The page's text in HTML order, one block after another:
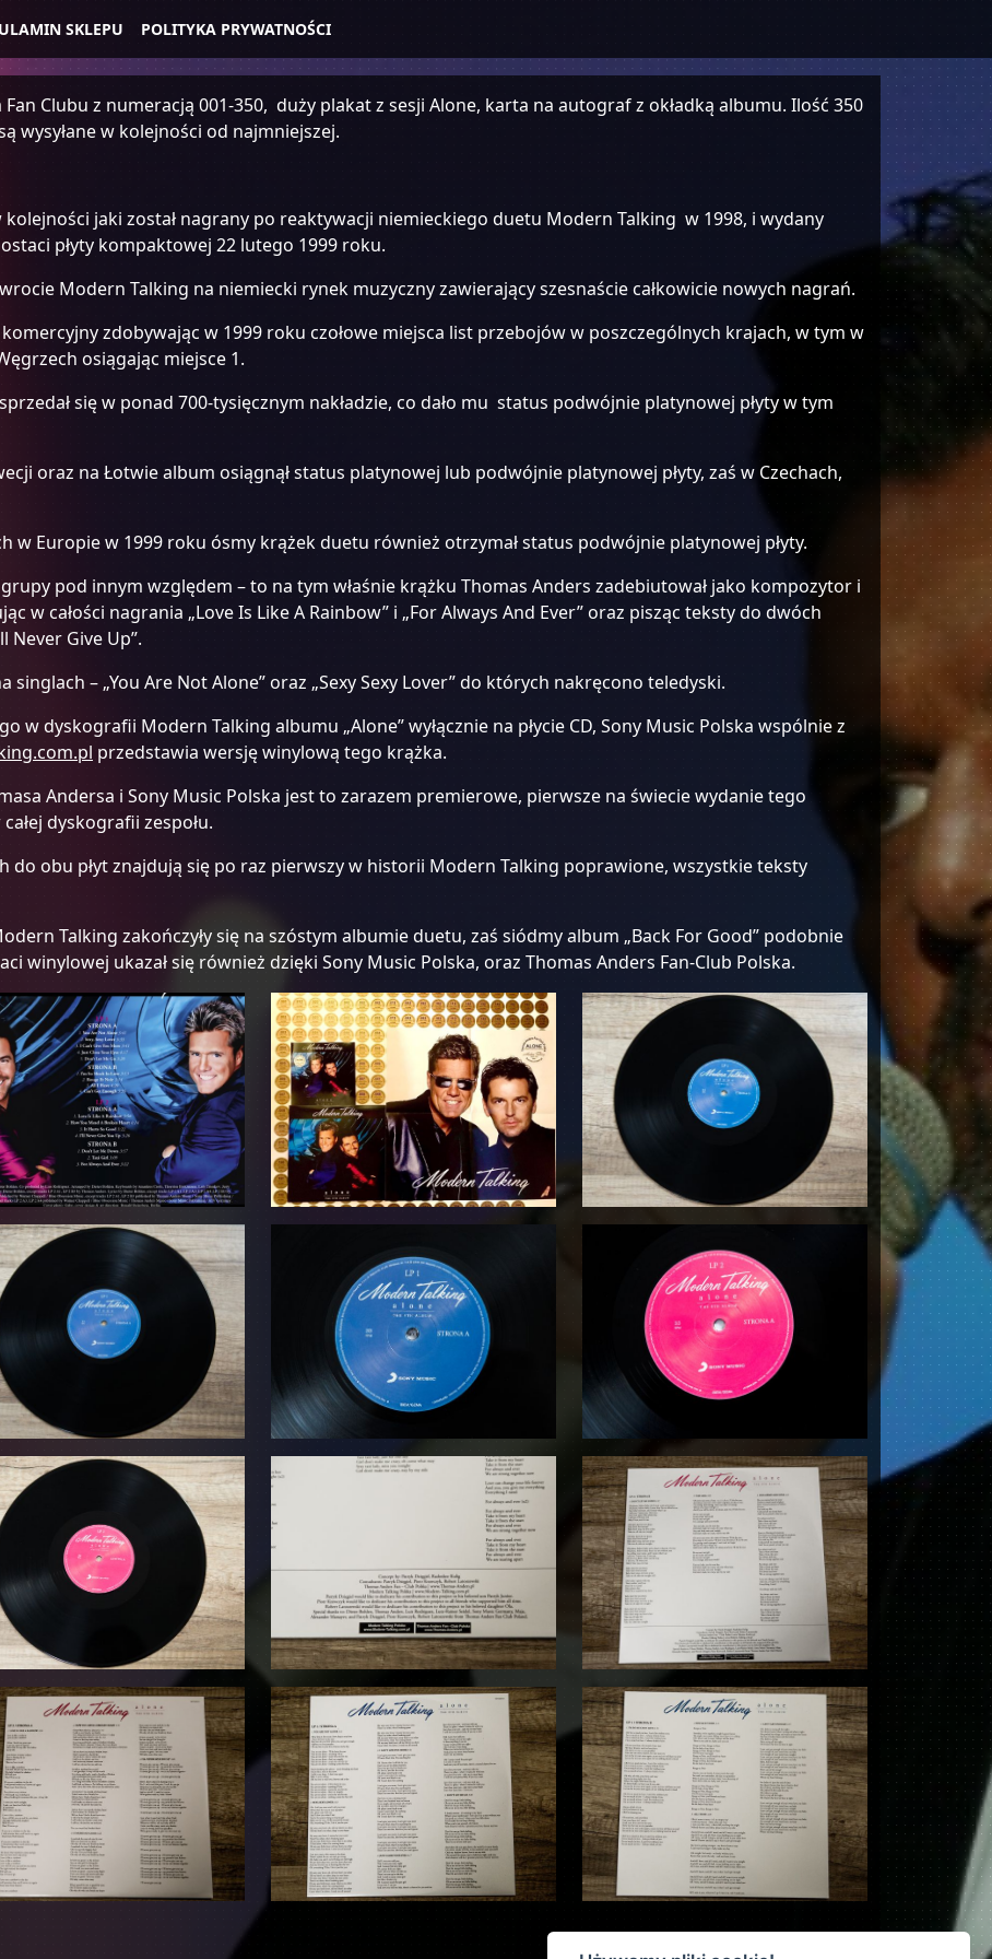
SKLEPU POLITYKA PRYWATNOŚCI
Clubu z numeracją 001-350, duży plakat z sesji Alone, karta na autograf z okładką albumu. Ilość 350
wysyłane w kolejności od najmniejszej.
jaki został nagrany po reaktywacji niemieckiego duetu Modern Talking w 1998, i wydany
płyty kompaktowej 22 lutego 1999 roku.
Modern Talking na niemiecki rynek muzyczny zawierający szesnaście całkowicie nowych nagrań.
zdobywając w 1999 roku czołowe miejsca list przebojów w poszczególnych krajach, w tym w
osiągając miejsce 1.
się w ponad 700-tysięcznym nakładzie, co dało mu status podwójnie platynowej płyty w tym
oraz na Łotwie album osiągnął status platynowej lub podwójnie platynowej płyty, zaś w Czechach,
w Europie w 1999 roku ósmy krążek duetu również otrzymał status podwójnie platynowej płyty.
pod innym względem – to na tym właśnie krążku Thomas Anders zadebiutował jako kompozytor i
w całości nagrania „Love Is Like A Rainbow” i „For Always And Ever” oraz pisząc teksty do dwóch
Never Give Up”.
– „You Are Not Alone” oraz „Sexy Sexy Lover” do których nakręcono teledyski.
w dyskografii Modern Talking albumu „Alone” wyłącznie na płycie CD, Sony Music Polska wspólnie z
przedstawia wersję winylową tego krążka.
Andersa i Sony Music Polska jest to zarazem premierowe, pierwsze na świecie wydanie tego
dyskografii zespołu.
obu płyt znajdują się po raz pierwszy w historii Modern Talking poprawione, wszystkie teksty
Talking zakończyły się na szóstym albumie duetu, zaś siódmy album „Back For Good” podobnie
winylowej ukazał się również dzięki Sony Music Polska, oraz Thomas Anders Fan-Club Polska.